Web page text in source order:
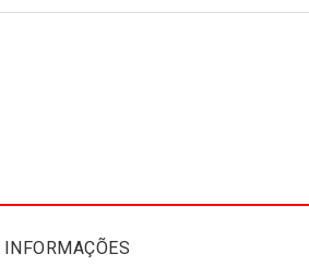
INFORMAÇÕES